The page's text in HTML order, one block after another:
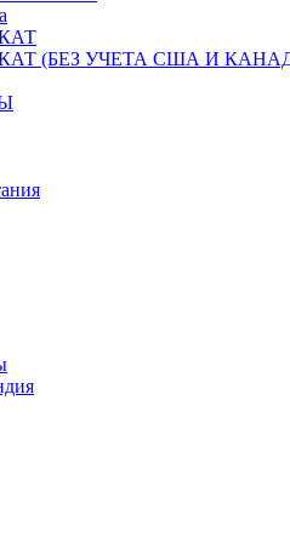
(БЕЗ УЧЕТА США И